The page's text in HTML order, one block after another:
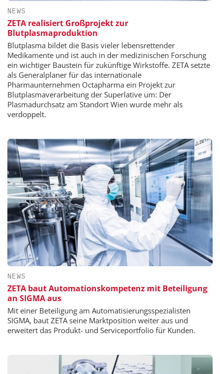
NEWS
ZETA realisiert Großprojekt zur
Blutplasmaproduktion
Blutplasma bildet die Basis vieler lebensrettender
Medikamente und ist auch in der medizinischen Forschung
ein wichtiger Baustein für zukünftige Wirkstoffe. ZETA setzte
als Generalplaner für das internationale
Pharmaunternehmen Octapharma ein Projekt zur
Blutplasmaverarbeitung der Superlative um: Der
Plasmadurchsatz am Standort Wien wurde mehr als
verdoppelt.
NEWS
ZETA baut Automationskompetenz mit Beteiligung
an SIGMA aus
Mit einer Beteiligung am Automatisierungsspezialisten
SIGMA, baut ZETA seine Marktposition weiter aus und
erweitert das Produkt- und Serviceportfolio für Kunden.